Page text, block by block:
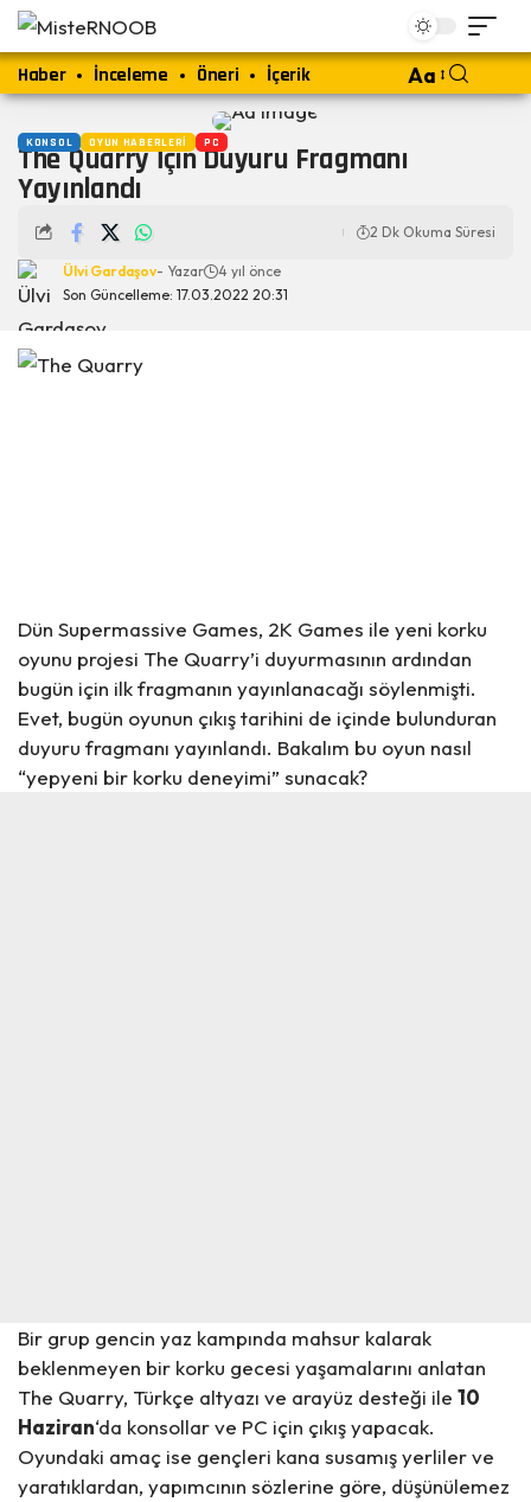
Haber İnceleme Öneri İçerik Aa
KONSOL OYUN HABERLERI PC
The Quarry İçin Duyuru Fragmanı
Yayınlandı
Son Güncelleme: 17.03.2022 20:31
Ülvi Gardaşov- Yazar 4 yıl önce
2 Dk Okuma Süresi
Dün Supermassive Games, 2K Games ile yeni korku
oyunu projesi The Quarry’i duyurmasının ardından
bugün için ilk fragmanın yayınlanacağı söylenmişti.
Evet, bugün oyunun çıkış tarihini de içinde bulunduran
duyuru fragmanı yayınlandı. Bakalım bu oyun nasıl
“yepyeni bir korku deneyimi” sunacak?
Bir grup gencin yaz kampında mahsur kalarak
beklenmeyen bir korku gecesi yaşamalarını anlatan
The Quarry, Türkçe altyazı ve arayüz desteği ile 10
Haziran‘da konsollar ve PC için çıkış yapacak.
Oyundaki amaç ise gençleri kana susamış yerliler ve
yaratıklardan, yapımcının sözlerine göre, düşünülemez